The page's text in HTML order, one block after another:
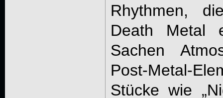
Rhythmen,
Death Metal
Sachen
Post-Metal-
Stücke wie